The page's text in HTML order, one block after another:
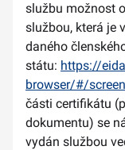
službu možnost
službou, která je
daného
státu: https://
browser/#/
části certifikátu
dokumentu) se
vydán službou